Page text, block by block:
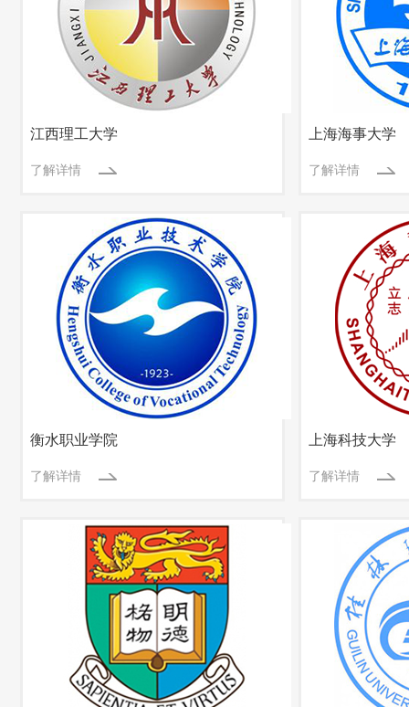
江西理工大学
了解详情
上海海事大学
了解详情
衡水职业学院
了解详情
上海科技大学
了解详情